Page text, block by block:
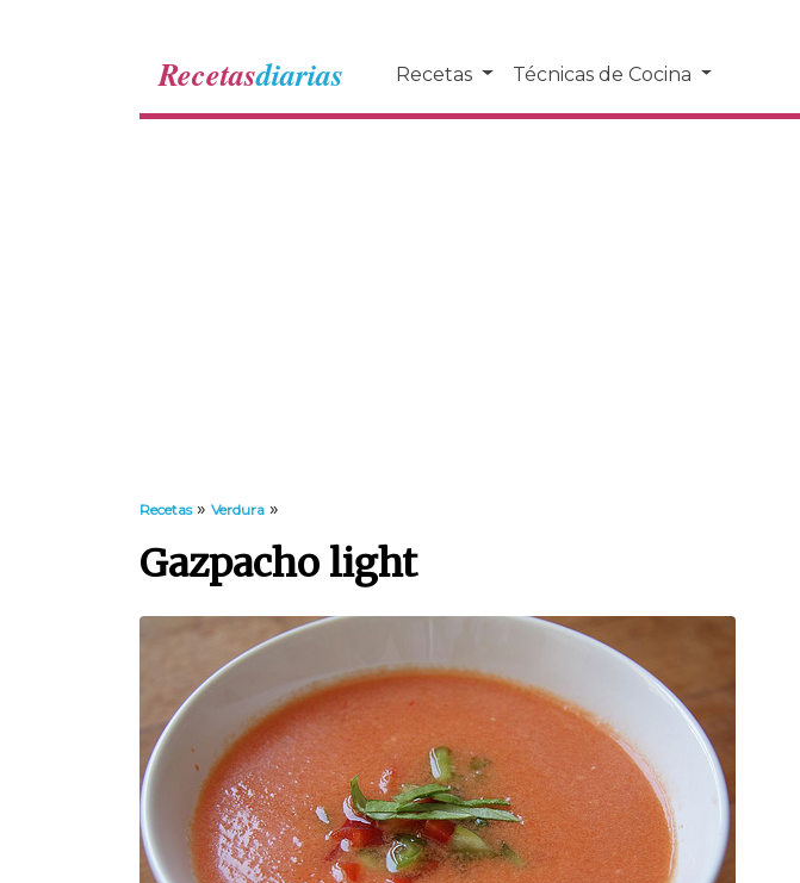
Recetasdiarias Recetas Técnicas de Cocina
Recetas» Verdura »
Gazpacho light